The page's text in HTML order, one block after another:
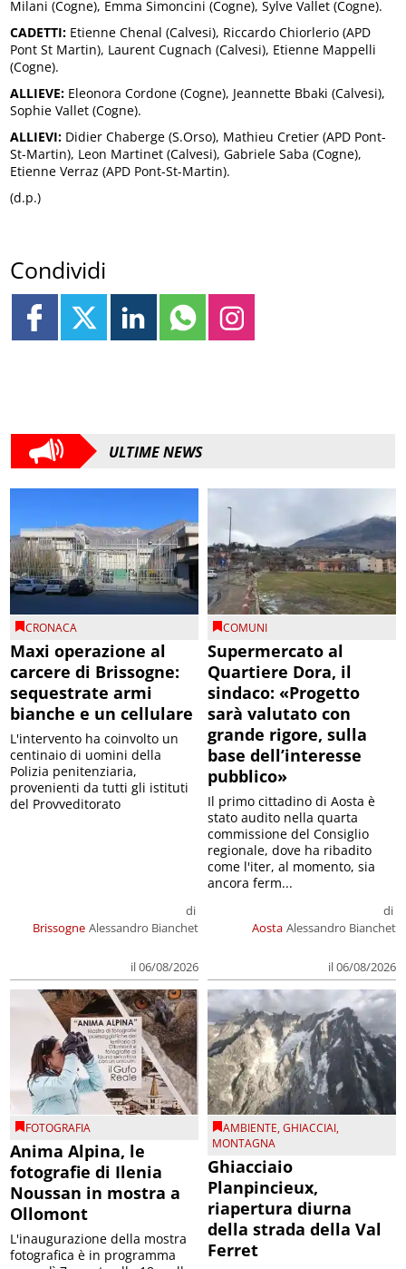
Milani (Cogne), Emma Simoncini (Cogne), Sylve Vallet (Cogne).
CADETTI: Etienne Chenal (Calvesi), Riccardo Chiorlerio (APD
Pont St Martin), Laurent Cugnach (Calvesi), Etienne Mappelli
(Cogne).
ALLIEVE: Eleonora Cordone (Cogne), Jeannette Bbaki (Calvesi),
Sophie Vallet (Cogne).
ALLIEVI: Didier Chaberge (S.Orso), Mathieu Cretier (APD Pont-
St-Martin), Leon Martinet (Calvesi), Gabriele Saba (Cogne),
Etienne Verraz (APD Pont-St-Martin).
(d.p.)
Condividi
ULTIME NEWS
CRONACA
Maxi operazione al
carcere di Brissogne:
sequestrate armi
bianche e un cellulare
Brissogne
di
Alessandro Bianchet
il 06/08/2026
L'intervento ha coinvolto un
centinaio di uomini della
Polizia penitenziaria,
provenienti da tutti gli istituti
del Provveditorato
COMUNI
Supermercato al
Quartiere Dora, il
sindaco: «Progetto
sarà valutato con
grande rigore, sulla
base dell’interesse
pubblico»
Aosta
di
Alessandro Bianchet
il 06/08/2026
Il primo cittadino di Aosta è
stato audito nella quarta
commissione del Consiglio
regionale, dove ha ribadito
come l'iter, al momento, sia
ancora ferm...
FOTOGRAFIA
Anima Alpina, le
fotografie di Ilenia
Noussan in mostra a
Ollomont
L'inaugurazione della mostra
fotografica è in programma
AMBIENTE,GHIACCIAI,
MONTAGNA
Ghiacciaio
Planpincieux,
riapertura diurna
della strada della Val
Ferret